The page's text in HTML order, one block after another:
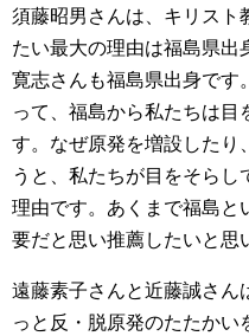
須藤昭男さんは、キリスト
たい最大の理由は福島県出
寛志さんも福島県出身です
って、福島から私たちは目
す。なぜ原発を増設したり
うと、私たちが目をそら
理由です。あくまで福島と
要だと思い推薦したいと思
遠藤素子さんと近藤誠さん
っと反・脱原発のたたか